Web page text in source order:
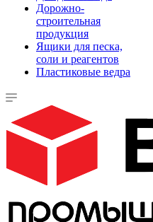
Дорожно-
строительная
продукция
Ящики для песка,
соли и реагентов
Пластиковые ведра